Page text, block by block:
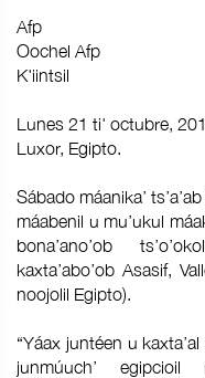
Afp
Oochel Afp
K'iintsil
Lunes 21 ti' octubre,
Luxor, Egipto.
Sábado máanika’
máabenil u mu’ukul
bona’ano’ob
kaxta’abo’ob Asasif,
noojolil Egipto).
“Yáax juntéen u kaxta’al
junmúuch’ egipcioil